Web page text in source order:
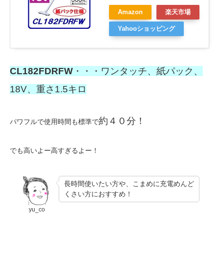
Amazon 楽天市場
Yahooショッピング
CL182FDRFW ・・・ワンタッチ、紙パック、
18V、重さ1.5キロ
パワフルで使用時間も標準で約４０分！
でも高いよー高すぎるよー！
yu_co
長時間使いたい方や、こまめに充電めんど
くさい方におすすめ！